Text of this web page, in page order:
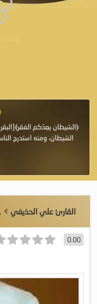
الشيطان، ومنه استدرج
القارئ علي الحذيفي > 101- سورة القارعة
0.00